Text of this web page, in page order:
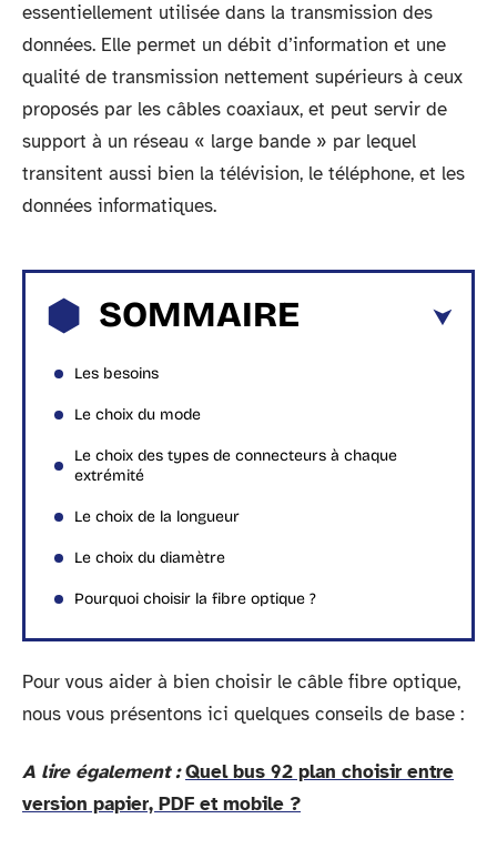
essentiellement utilisée dans la transmission des
données. Elle permet un débit d’information et une
qualité de transmission nettement supérieurs à ceux
proposés par les câbles coaxiaux, et peut servir de
support à un réseau « large bande » par lequel
transitent aussi bien la télévision, le téléphone, et les
données informatiques.
SOMMAIRE
Les besoins
Le choix du mode
Le choix des types de connecteurs à chaque
extrémité
Le choix de la longueur
Le choix du diamètre
Pourquoi choisir la fibre optique ?
Pour vous aider à bien choisir le câble fibre optique,
nous vous présentons ici quelques conseils de base :
A lire également : Quel bus 92 plan choisir entre
version papier, PDF et mobile ?